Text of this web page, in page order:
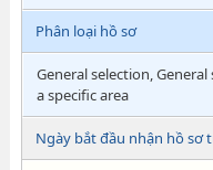
Phân loại hồ sơ
General selection,
a specific area
Ngày bắt đầu nhận hồ sơ